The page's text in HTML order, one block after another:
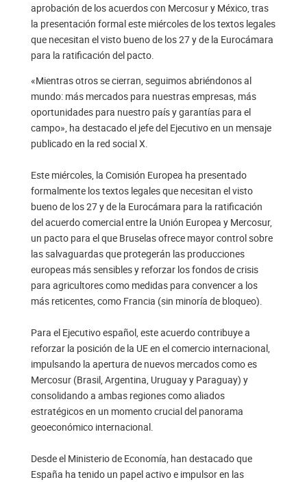
aprobación de los acuerdos con Mercosur y México, tras
la presentación formal este miércoles de los textos legales
que necesitan el visto bueno de los 27 y de la Eurocámara
para la ratificación del pacto.
«Mientras otros se cierran, seguimos abriéndonos al
mundo: más mercados para nuestras empresas, más
oportunidades para nuestro país y garantías para el
campo», ha destacado el jefe del Ejecutivo en un mensaje
publicado en la red social X.
Este miércoles, la Comisión Europea ha presentado
formalmente los textos legales que necesitan el visto
bueno de los 27 y de la Eurocámara para la ratificación
del acuerdo comercial entre la Unión Europea y Mercosur,
un pacto para el que Bruselas ofrece mayor control sobre
las salvaguardas que protegerán las producciones
europeas más sensibles y reforzar los fondos de crisis
para agricultores como medidas para convencer a los
más reticentes, como Francia (sin minoría de bloqueo).
Para el Ejecutivo español, este acuerdo contribuye a
reforzar la posición de la UE en el comercio internacional,
impulsando la apertura de nuevos mercados como es
Mercosur (Brasil, Argentina, Uruguay y Paraguay) y
consolidando a ambas regiones como aliados
estratégicos en un momento crucial del panorama
geoeconómico internacional.
Desde el Ministerio de Economía, han destacado que
España ha tenido un papel activo e impulsor en las